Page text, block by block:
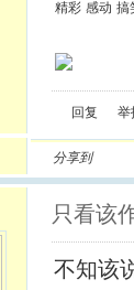
精彩 感动 搞
回复 举
分享到
只看该
不知该